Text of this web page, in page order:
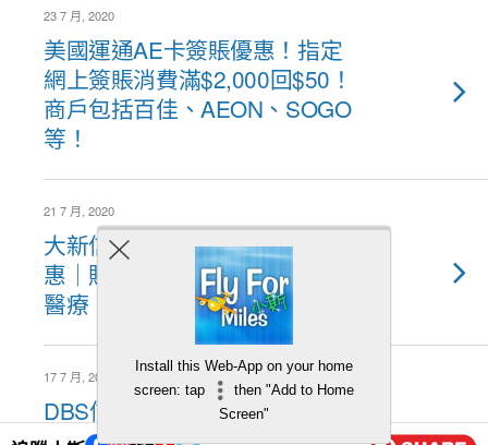
23 7 月, 2020
美國運通AE卡簽賬優惠！指定
網上簽賬消費滿$2,000回$50！
商戶包括百佳、AEON、SOGO
等！
21 7 月, 2020
大新信用卡優惠大集合！限時優
惠｜購物｜酒店｜餐飲｜旅遊｜
醫療
17 7 月, 2020
DBS信用卡 x 恒基地產旗下商場
Install this Web-App on your home
screen: tap
then "Add to Home
Screen"